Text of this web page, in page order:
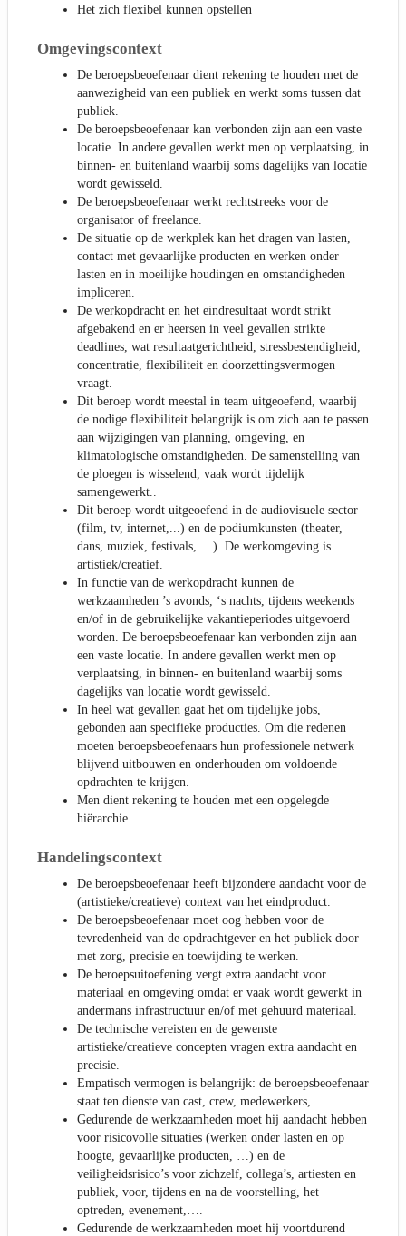
Het zich flexibel kunnen opstellen
Omgevingscontext
De beroepsbeoefenaar dient rekening te houden met de
aanwezigheid van een publiek en werkt soms tussen dat
publiek.
De beroepsbeoefenaar kan verbonden zijn aan een vaste
locatie. In andere gevallen werkt men op verplaatsing, in
binnen- en buitenland waarbij soms dagelijks van locatie
wordt gewisseld.
De beroepsbeoefenaar werkt rechtstreeks voor de
organisator of freelance.
De situatie op de werkplek kan het dragen van lasten,
contact met gevaarlijke producten en werken onder
lasten en in moeilijke houdingen en omstandigheden
impliceren.
De werkopdracht en het eindresultaat wordt strikt
afgebakend en er heersen in veel gevallen strikte
deadlines, wat resultaatgerichtheid, stressbestendigheid,
concentratie, flexibiliteit en doorzettingsvermogen
vraagt.
Dit beroep wordt meestal in team uitgeoefend, waarbij
de nodige flexibiliteit belangrijk is om zich aan te passen
aan wijzigingen van planning, omgeving, en
klimatologische omstandigheden. De samenstelling van
de ploegen is wisselend, vaak wordt tijdelijk
samengewerkt..
Dit beroep wordt uitgeoefend in de audiovisuele sector
(film, tv, internet,...) en de podiumkunsten (theater,
dans, muziek, festivals, …). De werkomgeving is
artistiek/creatief.
In functie van de werkopdracht kunnen de
werkzaamheden ’s avonds, ‘s nachts, tijdens weekends
en/of in de gebruikelijke vakantieperiodes uitgevoerd
worden. De beroepsbeoefenaar kan verbonden zijn aan
een vaste locatie. In andere gevallen werkt men op
verplaatsing, in binnen- en buitenland waarbij soms
dagelijks van locatie wordt gewisseld.
In heel wat gevallen gaat het om tijdelijke jobs,
gebonden aan specifieke producties. Om die redenen
moeten beroepsbeoefenaars hun professionele netwerk
blijvend uitbouwen en onderhouden om voldoende
opdrachten te krijgen.
Men dient rekening te houden met een opgelegde
hiërarchie.
Handelingscontext
De beroepsbeoefenaar heeft bijzondere aandacht voor de
(artistieke/creatieve) context van het eindproduct.
De beroepsbeoefenaar moet oog hebben voor de
tevredenheid van de opdrachtgever en het publiek door
met zorg, precisie en toewijding te werken.
De beroepsuitoefening vergt extra aandacht voor
materiaal en omgeving omdat er vaak wordt gewerkt in
andermans infrastructuur en/of met gehuurd materiaal.
De technische vereisten en de gewenste
artistieke/creatieve concepten vragen extra aandacht en
precisie.
Empatisch vermogen is belangrijk: de beroepsbeoefenaar
staat ten dienste van cast, crew, medewerkers, ….
Gedurende de werkzaamheden moet hij aandacht hebben
voor risicovolle situaties (werken onder lasten en op
hoogte, gevaarlijke producten, …) en de
veiligheidsrisico’s voor zichzelf, collega’s, artiesten en
publiek, voor, tijdens en na de voorstelling, het
optreden, evenement,….
Gedurende de werkzaamheden moet hij voortdurend